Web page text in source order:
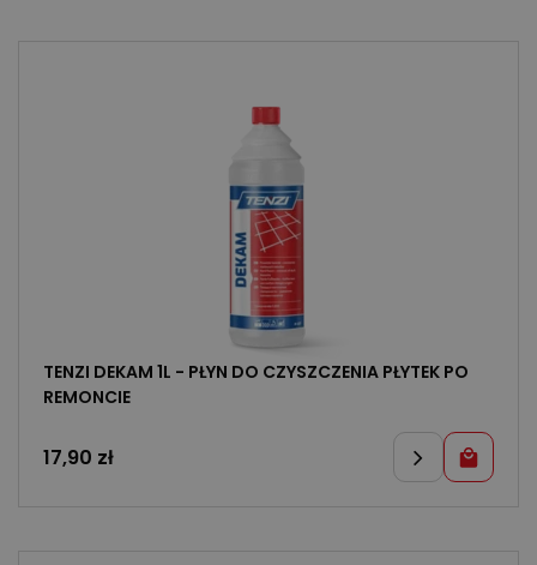
TENZI DEKAM 1L - PŁYN DO CZYSZCZENIA PŁYTEK PO
REMONCIE
17,90 zł